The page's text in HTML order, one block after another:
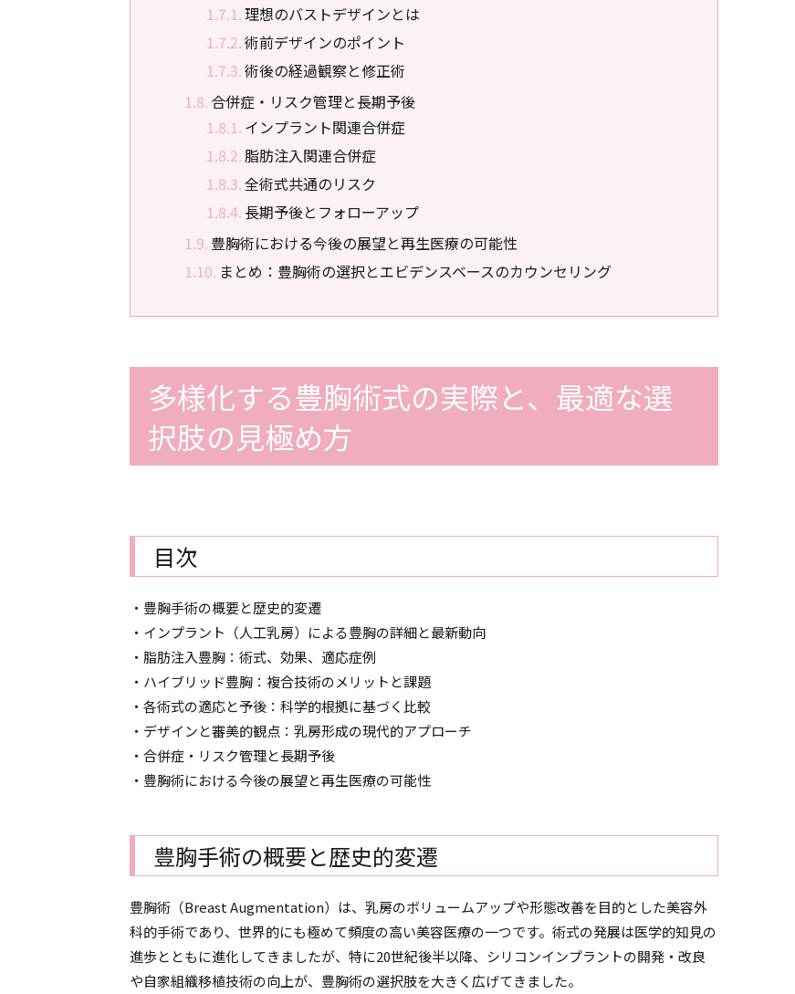
理想のバストデザインとは
術前デザインのポイント
術後の経過観察と修正術
合併症・リスク管理と長期予後
インプラント関連合併症
脂肪注入関連合併症
全術式共通のリスク
長期予後とフォローアップ
豊胸術における今後の展望と再生医療の可能性
まとめ：豊胸術の選択とエビデンスベースのカウンセリング
多様化する豊胸術式の実際と、最適な選
択肢の見極め方
目次
・豊胸手術の概要と歴史的変遷
・インプラント（人工乳房）による豊胸の詳細と最新動向
・脂肪注入豊胸：術式、効果、適応症例
・ハイブリッド豊胸：複合技術のメリットと課題
・各術式の適応と予後：科学的根拠に基づく比較
・デザインと審美的観点：乳房形成の現代的アプローチ
・合併症・リスク管理と長期予後
・豊胸術における今後の展望と再生医療の可能性
豊胸手術の概要と歴史的変遷
豊胸術（Breast Augmentation）は、乳房のボリュームアップや形態改善を目的とした美容外
科的手術であり、世界的にも極めて頻度の高い美容医療の一つです。術式の発展は医学的知見の
進歩とともに進化してきましたが、特に20世紀後半以降、シリコンインプラントの開発・改良
や自家組織移植技術の向上が、豊胸術の選択肢を大きく広げてきました。